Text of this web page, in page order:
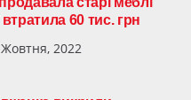
втратила 60 тис. грн
Жовтня, 2022